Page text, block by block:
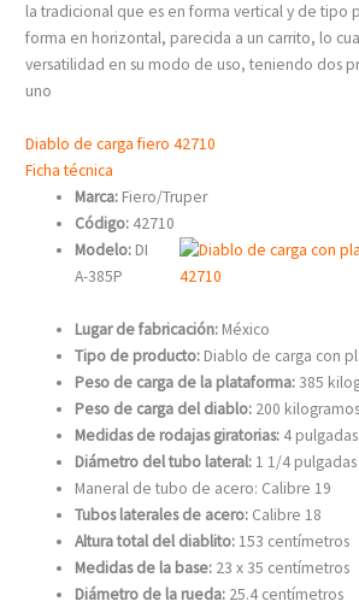
la tradicional que es en forma vertical y de tipo
forma en horizontal, parecida a un carrito, lo
versatilidad en su modo de uso, teniendo dos
uno
Diablo de carga fiero 42710
Ficha técnica
Marca: Fiero/Truper
Código: 42710
Modelo: DI
A-385P
Lugar de fabricación: México
Tipo de producto: Diablo de carga con
Peso de carga de la plataforma:385
Peso de carga del diablo: 200 kilogramos
Medidas de rodajas giratorias: 4
Diámetro del tubo lateral: 1 1/4
Maneral de tubo de acero: Calibre 19
Tubos laterales de acero: Calibre 18
Altura total del diablito: 153 centímetros
Medidas de la base: 23 x 35 centímetros
Diámetro de la rueda: 25.4 centímetros